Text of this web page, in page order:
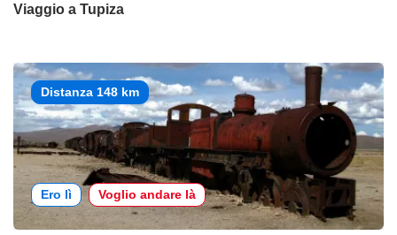
Viaggio a Tupiza
Distanza 148 km
Ero lì Voglio andare là